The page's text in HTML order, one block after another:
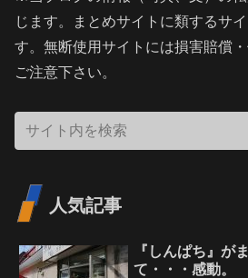
じます。まとめサイトに類するサ
す。無断使用サイトには損害賠償
ご注意下さい。
人気記事
『しんぱち』が
て・・・感動。